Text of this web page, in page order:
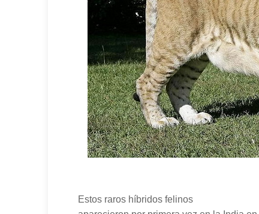
Estos raros híbridos felinos